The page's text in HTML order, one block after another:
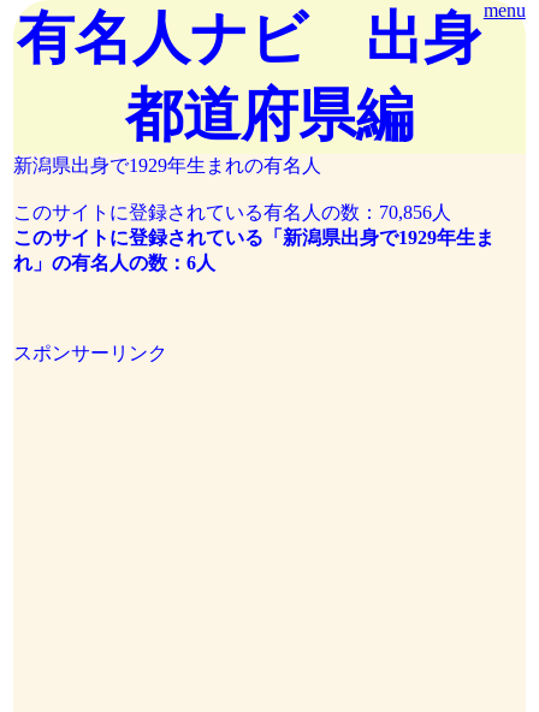
menu
有名人ナビ 出身
都道府県編
新潟県出身で1929年生まれの有名人
このサイトに登録されている有名人の数：70,856人
このサイトに登録されている「新潟県出身で1929年生ま
れ」の有名人の数：6人
スポンサーリンク